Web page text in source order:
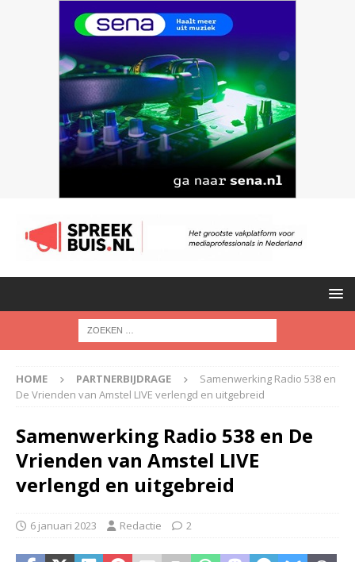
HOME PARTNERBIJDRAGE
Samenwerking Radio 538 en
De Vrienden van Amstel LIVE verlengd en uitgebreid
Samenwerking Radio 538 en De
Vrienden van Amstel LIVE
verlengd en uitgebreid
6 januari 2023 Redactie 2